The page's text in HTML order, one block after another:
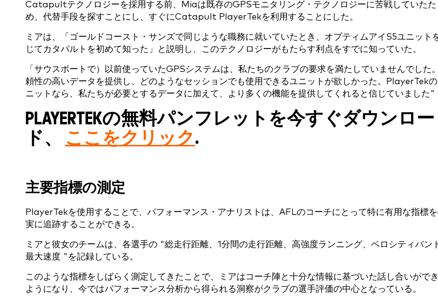
Catapultテクノロジーを採用する前、Miaは既存のGPSモニタリング・テクノロジーに苦戦していたた
め、代替手段を探すことにし、すぐにCatapult PlayerTekを利用することにした。
ミアは、「ゴールドコースト・サンズで同じような職務に就いていたとき、オプティムアイS5ユニット
じてカタパルトを初めて知った」と説明し、このテクノロジーがもたらす利点をすでに知っていた。
「サウスポートで）以前使っていたGPSシステムは、私たちのクラブの要求を満たしていませんでした
頼性の高いデータを提供し、どのようなセッションでも使用できるユニットが欲しかった。PlayerTek
ニットなら、私たちが必要とするデータに加えて、より多くの機能を提供してくれると信じていました"
PLAYERTEKの無料パンフレットを今すぐダウンロー
ド、
ここをクリック.
主要指標の測定
PlayerTekを使用することで、パフォーマンス・アナリストは、AFLのコーチにとって特に有用な指標
実に追跡することができる。
ミアと彼女のチームは、各選手の "総走行距離、1分間の走行距離、高強度ランニング、ベロシティバン
最大速度 "を記録している。
このような指標をしばらく測定してきたことで、ミアはコーチ陣と十分な情報に基づいた話し合いがで
ようになり、今ではパフォーマンス分析から得られる洞察がクラブの選手評価の中心となっている。